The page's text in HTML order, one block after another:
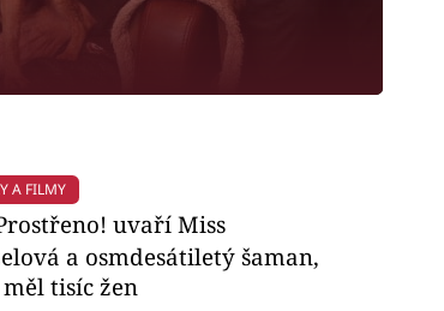
A FILMY
uvaří Miss
a osmdesátiletý šaman,
tisíc žen